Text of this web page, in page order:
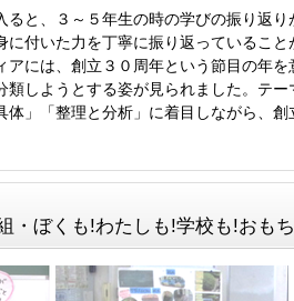
ると、３～５年生の時の学びの振り返
に付いた力を丁寧に振り返っているこ
アには、創立３０周年という節目の年
類しようとする姿が見られました。テ
体」「整理と分析」に着目しながら、
・ぼくも!わたしも!学校も!おも